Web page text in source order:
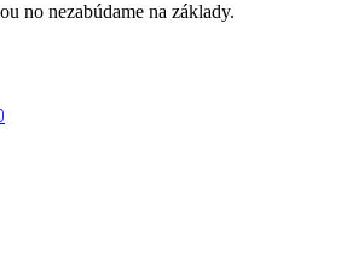
no nezabúdame na základy.